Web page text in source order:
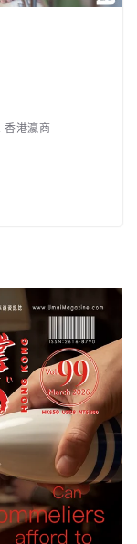
香港瀛商